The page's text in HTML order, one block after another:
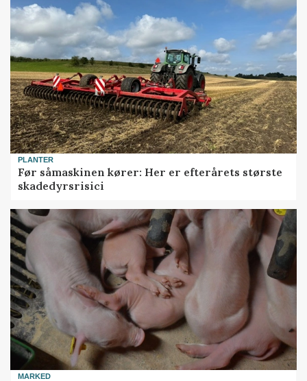
PLANTER
Før såmaskinen kører: Her er efterårets største
skadedyrsrisici
MARKED